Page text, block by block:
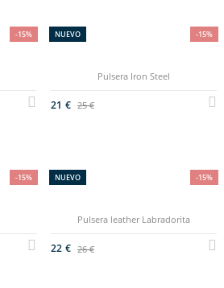
-15% -15%
NUEVO
Pulsera Iron Steel
21 € 25 €
-15% -15%
NUEVO
Pulsera leather Labradorita
22 € 26 €